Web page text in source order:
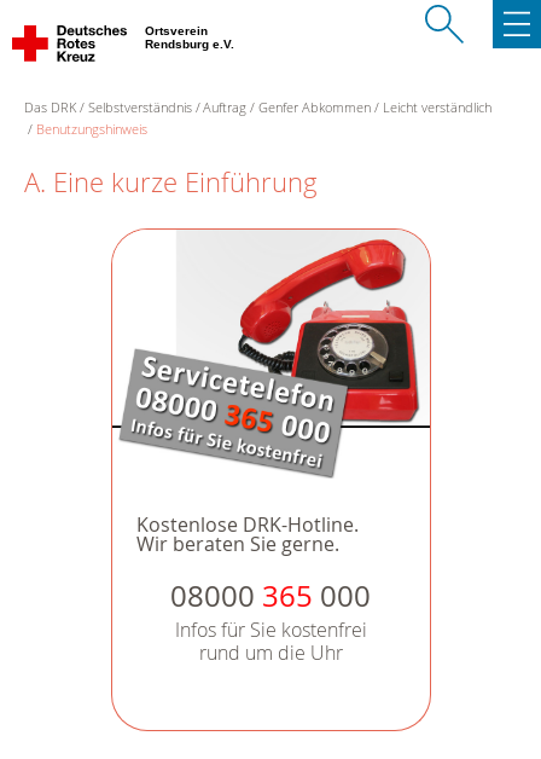
Ortsverein
Rendsburg e.V.
Das DRK Selbstverständnis Auftrag Genfer Abkommen
Leicht verständlich
Benutzungshinweis
A. Eine kurze Einführung
Kostenlose DRK-Hotline.
Wir beraten Sie gerne.
08000 365 000
Infos für Sie kostenfrei
rund um die Uhr